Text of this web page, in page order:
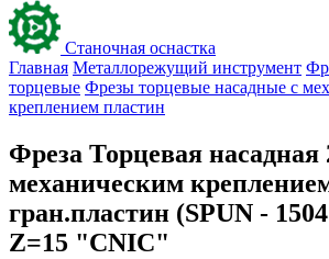
Станочная оснастка
Главная Металлорежущий инструмент
торцевые Фрезы торцевые насадные с
креплением пластин
Фреза Торцевая насадная
механическим
гран.пластин (SPUN -
Z=15 "CNIC"